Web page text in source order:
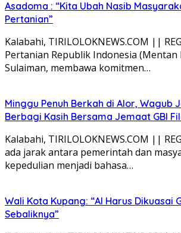
Asadoma : “Kita Ubah Nasib
Pertanian”
Kalabahi, TIRILOLOKNEWS.COM ||
Pertanian Republik Indonesia (Mentan
Sulaiman, membawa komitmen…
Minggu Penuh Berkah di Alor, Wagub
Berbagi Kasih Bersama Jemaat GBI
Kalabahi, TIRILOLOKNEWS.COM ||
ada jarak antara pemerintah dan
kepedulian menjadi bahasa…
Wali Kota Kupang: “AI Harus Dikuasai
Sebaliknya”